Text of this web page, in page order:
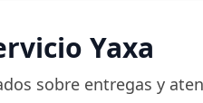
Yaxa
sobre entregas y